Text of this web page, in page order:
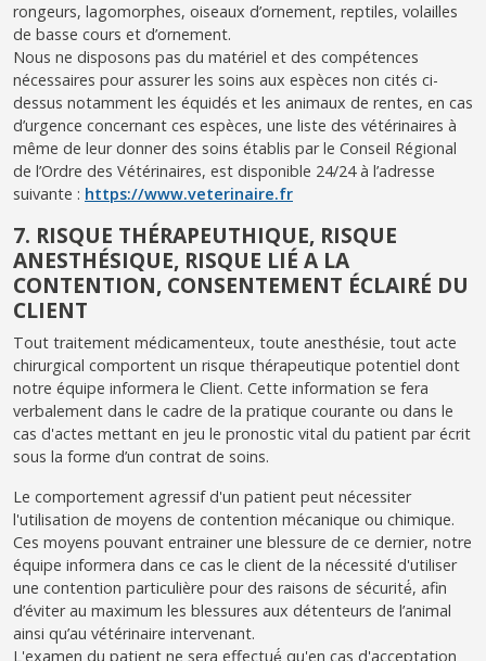
rongeurs, lagomorphes, oiseaux d’ornement, reptiles, volailles
de basse cours et d’ornement.
Nous ne disposons pas du matériel et des compétences
nécessaires pour assurer les soins aux espèces non cités ci-
dessus notamment les équidés et les animaux de rentes, en cas
d’urgence concernant ces espèces, une liste des vétérinaires à
même de leur donner des soins établis par le Conseil Régional
de l’Ordre des Vétérinaires, est disponible 24/24 à l’adresse
suivante : https://www.veterinaire.fr
7. RISQUE THÉRAPEUTHIQUE, RISQUE
ANESTHÉSIQUE, RISQUE LIÉ A LA
CONTENTION, CONSENTEMENT ÉCLAIRÉ DU
CLIENT
Tout traitement médicamenteux, toute anesthésie, tout acte
chirurgical comportent un risque thérapeutique potentiel dont
notre équipe informera le Client. Cette information se fera
verbalement dans le cadre de la pratique courante ou dans le
cas d'actes mettant en jeu le pronostic vital du patient par écrit
sous la forme d’un contrat de soins.
Le comportement agressif d'un patient peut nécessiter
l'utilisation de moyens de contention mécanique ou chimique.
Ces moyens pouvant entrainer une blessure de ce dernier, notre
équipe informera dans ce cas le client de la nécessité d'utiliser
une contention particulière pour des raisons de sécurité́, afin
d’éviter au maximum les blessures aux détenteurs de l’animal
ainsi qu’au vétérinaire intervenant.
L'examen du patient ne sera effectué́ qu'en cas d'acceptation